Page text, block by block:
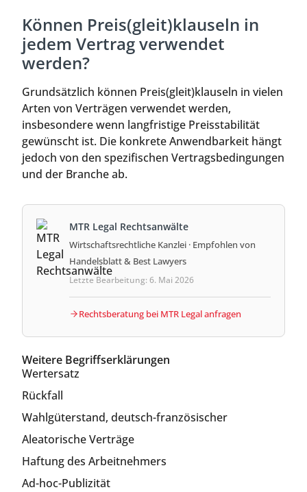
Können Preis(gleit)klauseln in
jedem Vertrag verwendet
werden?
Grundsätzlich können Preis(gleit)klauseln in vielen
Arten von Verträgen verwendet werden,
insbesondere wenn langfristige Preisstabilität
gewünscht ist. Die konkrete Anwendbarkeit hängt
jedoch von den spezifischen Vertragsbedingungen
und der Branche ab.
MTR Legal Rechtsanwälte
Wirtschaftsrechtliche Kanzlei · Empfohlen von
Handelsblatt & Best Lawyers
Letzte Bearbeitung: 6. Mai 2026
Rechtsberatung bei MTR Legal anfragen
Weitere Begriffserklärungen
Wertersatz
Rückfall
Wahlgüterstand, deutsch-französischer
Aleatorische Verträge
Haftung des Arbeitnehmers
Ad-hoc-Publizität